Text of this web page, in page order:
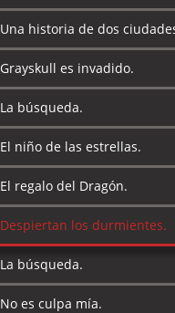
Una historia de dos
Grayskull es invadido.
La búsqueda.
El niño de las estrellas.
El regalo del Dragón.
Despiertan los durmientes.
La búsqueda.
No es culpa mía.